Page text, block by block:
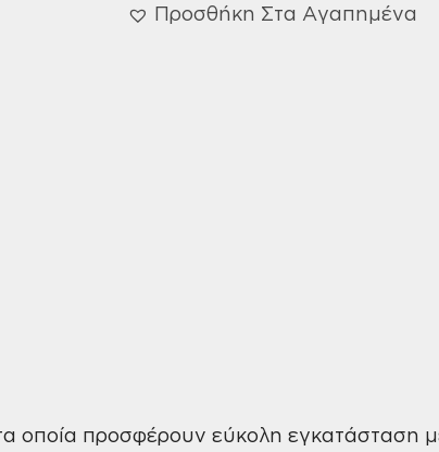
Προσθήκη Στα Αγαπημένα
οποία προσφέρουν εύκολη εγκατάσταση